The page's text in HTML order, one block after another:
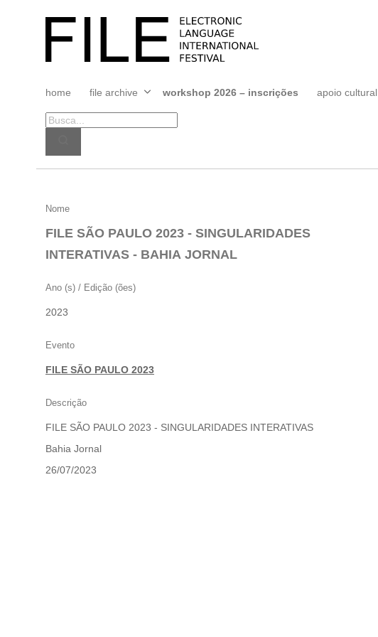
FILE
FESTIVAL
home file archive
Abrir
menu
workshop 2026 – inscrições apoio cultural
FILE
SÃO
PAULO
–
SINGULARIDADES
–
BAHIA
JORNAL
Nome
FILE SÃO PAULO 2023 - SINGULARIDADES
INTERATIVAS - BAHIA JORNAL
Ano (s) / Edição (ões)
2023
Evento
FILE SÃO PAULO 2023
Descrição
FILE SÃO PAULO 2023 - SINGULARIDADES INTERATIVAS
Bahia Jornal
26/07/2023